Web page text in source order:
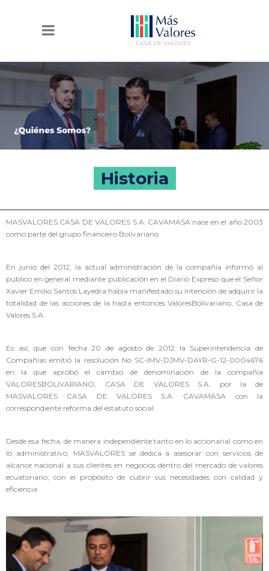
Historia
MASVALORES CASA DE VALORES S.A. CAVAMASA nace en el año 2003
como parte del grupo financiero Bolivariano.
En junio del 2012, la actual administración de la compañía informó al
público en general mediante publicación en el Diario Expreso que el Señor
Xavier Emilio Santos Layedra había manifestado su intención de adquirir la
totalidad de las acciones de la hasta entonces ValoresBolivariano, Casa de
Valores S.A.
Es así, que con fecha 20 de agosto de 2012 la Superintendencia de
Compañías emitió la resolución No SC-IMV-DJMV-DAYR-G-12-0004676
en la que aprobó el cambio de denominación de la compañía
VALORESBOLIVARIANO, CASA DE VALORES S.A. por la de
MASVALORES CASA DE VALORES S.A. CAVAMASA con la
correspondiente reforma del estatuto social.
Desde esa fecha, de manera independiente tanto en lo accionarial como en
lo administrativo, MASVALORES se dedica a asesorar con servicios de
alcance nacional a sus clientes en negocios dentro del mercado de valores
ecuatoriano, con el propósito de cubrir sus necesidades con calidad y
eficiencia.